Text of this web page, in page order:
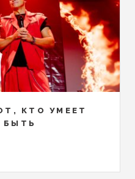
КТО УМЕЕТ
БЫТЬ